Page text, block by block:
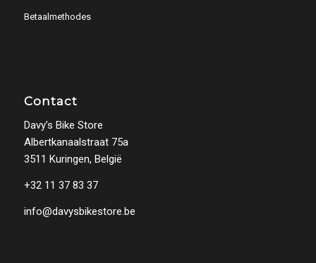
Betaalmethodes
Contact
Davy’s Bike Store
Albertkanaalstraat 75a
3511 Kuringen, België
+32 11 37 83 37
info@davysbikestore.be